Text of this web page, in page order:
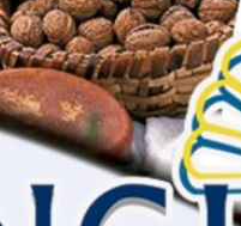
Servicios agricultura
Entidades asociadas
Noticias